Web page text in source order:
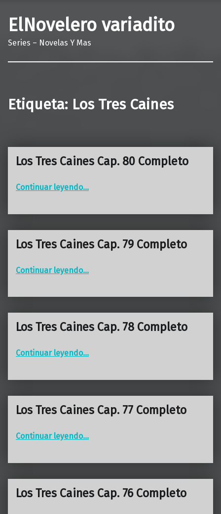
ElNovelero variadito
Series – Novelas Y Mas
Etiqueta: Los Tres Caines
Los Tres Caines Cap. 80 Completo
Continuar leyendo…
Los Tres Caines Cap. 79 Completo
Continuar leyendo…
Los Tres Caines Cap. 78 Completo
Continuar leyendo…
Los Tres Caines Cap. 77 Completo
Continuar leyendo…
Los Tres Caines Cap. 76 Completo